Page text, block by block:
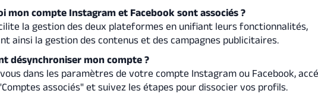
mon compte Instagram et Facebook sont associés ?
la gestion des deux plateformes en unifiant leurs fonctionnalités,
ainsi la gestion des contenus et des campagnes publicitaires.
désynchroniser mon compte ?
dans les paramètres de votre compte Instagram ou Facebook,
associés" et suivez les étapes pour dissocier vos profils.